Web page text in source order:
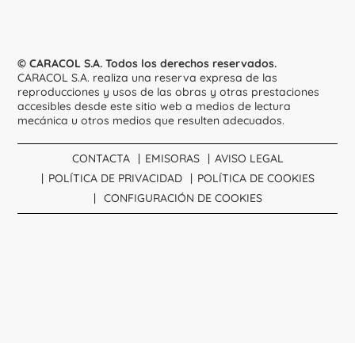
© CARACOL S.A. Todos los derechos reservados.
CARACOL S.A. realiza una reserva expresa de las
reproducciones y usos de las obras y otras prestaciones
accesibles desde este sitio web a medios de lectura
mecánica u otros medios que resulten adecuados.
CONTACTA EMISORAS
AVISO LEGAL
POLÍTICA DE PRIVACIDAD
POLÍTICA DE COOKIES
CONFIGURACIÓN DE COOKIES